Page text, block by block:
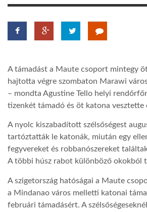
LATIMO.HU
GLOBOBOOK
A támadást a Maute csoport mintegy
hajtotta végre szombaton Marawi
– mondta Agustine Tello helyi
tizenkét támadó és öt katona vesztette
A nyolc kiszabadított szélsőségest
tartóztatták le katonák, miután egy
fegyvereket és robbanószereket
A többi húsz rabot különböző okokból
A szigetország hatóságai a Maute
a Mindanao város melletti katonai
februári támadásért. A